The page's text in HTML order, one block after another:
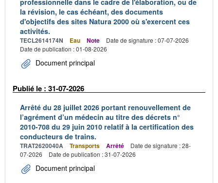
professionnelle dans le cadre de l'élaboration, ou de
la révision, le cas échéant, des documents
d'objectifs des sites Natura 2000 où s'exercent ces
activités.
TECL2614174N Eau Note
Date de signature : 07-07-2026
Date de publication : 01-08-2026
Document principal
Publié le : 31-07-2026
Arrêté du 28 juillet 2026 portant renouvellement de
l’agrément d’un médecin au titre des décrets n°
2010-708 du 29 juin 2010 relatif à la certification des
conducteurs de trains.
TRAT2620040A Transports Arrêté
Date de signature : 28-
07-2026
Date de publication : 31-07-2026
Document principal